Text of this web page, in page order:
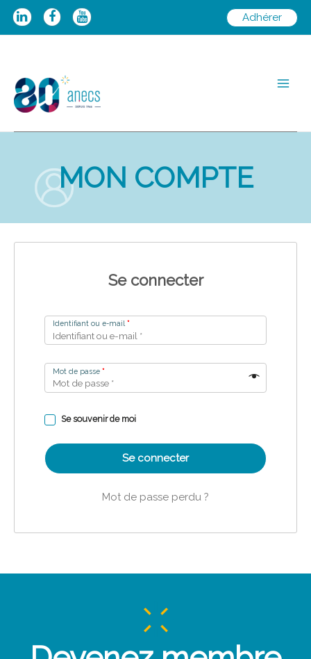
Aller
Adhérer
MON COMPTE
Se connecter
Identifiant ou e-mail *
Mot de passe *
Se souvenir de moi
Se connecter
Mot de passe perdu ?